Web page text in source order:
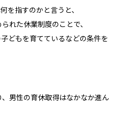
を指すのかと言うと、
れた休業制度のことで、
どもを育てているなどの条件を
男性の育休取得はなかなか進ん